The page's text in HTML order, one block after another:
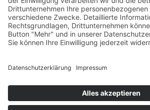
Kontaktiere uns:team@mkk-
JetztBericht einreichen
Folge uns auf